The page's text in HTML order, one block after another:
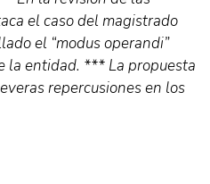
el caso del magistrado
el “modus operandi”
la entidad. *** La propuesta
repercusiones en los